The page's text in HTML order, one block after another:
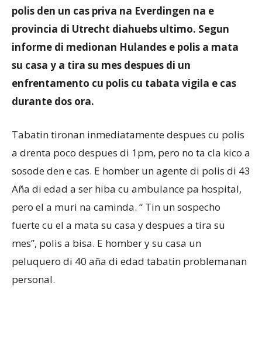
Aruba
polis den un cas priva na Everdingen na e
provincia di Utrecht diahuebs ultimo. Segun
informe di medionan Hulandes e polis a mata
su casa y a tira su mes despues di un
enfrentamento cu polis cu tabata vigila e cas
durante dos ora.
Tabatin tironan inmediatamente despues cu polis
a drenta poco despues di 1pm, pero no ta cla kico a
sosode den e cas. E homber un agente di polis di 43
Aña di edad a ser hiba cu ambulance pa hospital,
pero el a muri na caminda. “ Tin un sospecho
fuerte cu el a mata su casa y despues a tira su
mes”, polis a bisa. E homber y su casa un
peluquero di 40 aña di edad tabatin problemanan
personal.